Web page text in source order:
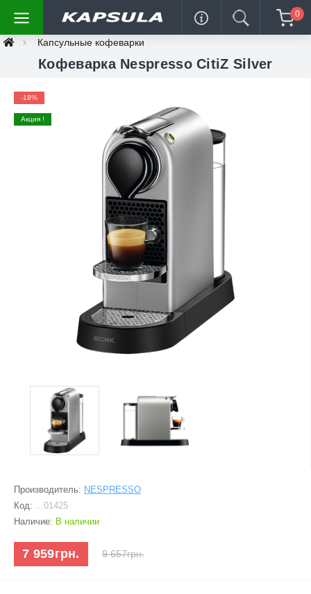
0
Капсульные кофеварки
Кофеварка Nespresso CitiZ Silver
-18%
Акция !
Производитель: NESPRESSO
Код: ...01425
Наличие: В наличии
7 959грн. 9 657грн.